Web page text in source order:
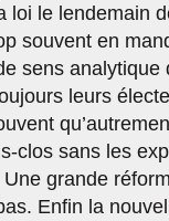
loi le lendemain
souvent en
sens analytique
leurs
clos sans les
Une grande
Enfin la